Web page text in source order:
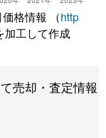
格情報 （http
加工して作成
売却・査定情報